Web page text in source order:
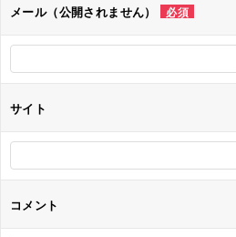
メール（公開されません） 必須
サイト
コメント